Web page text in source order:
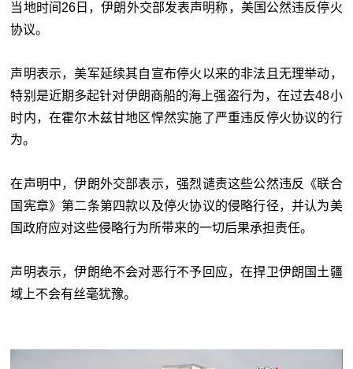
当地时间26日，伊朗外交部发表声明称，美国公然违反停火
协议。
声明表示，美军延续其自宣布停火以来的非法且无理举动，
特别是近期多起针对伊朗商船的海上强盗行为，在过去48小
时内，在霍尔木兹甘地区悍然实施了严重违反停火协议的行
为。
在声明中，伊朗外交部表示，强烈谴责这些公然违反《联合
国宪章》第二条第四款以及停火协议的侵略行径，并认为美
国政府应对这些侵略行为所带来的一切后果承担责任。
声明表示，伊朗绝不会对恶行不予回应，在捍卫伊朗国土疆
域上不会有丝毫犹豫。